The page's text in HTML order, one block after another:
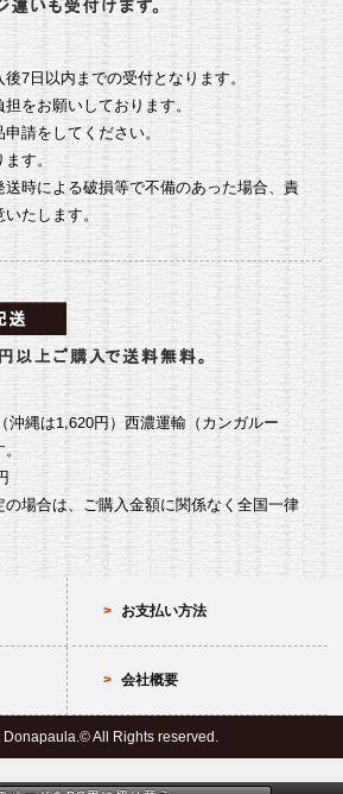
7日以内までの受付となります。
担をお願いしております。
請をしてください。
す。
時による破損等で不備のあった場合、責
たします。
沖縄は1,620円）西濃運輸（カンガルー
場合は、ご購入金額に関係なく全国一律
お支払い方法
会社概要
All Rights reserved.